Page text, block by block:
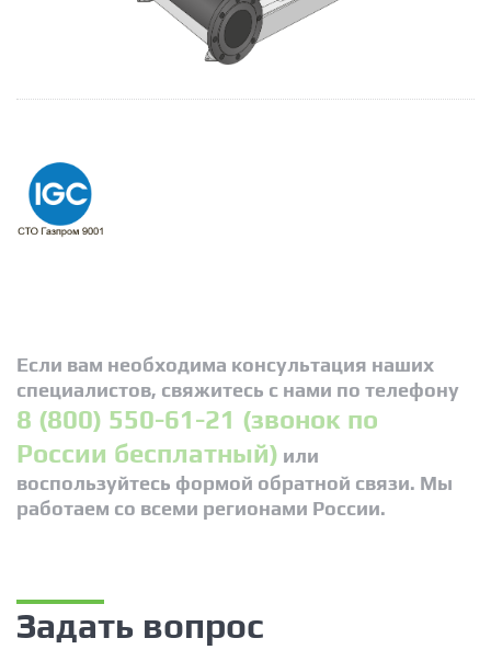
Если вам необходима консультация наших
специалистов, свяжитесь с нами по телефону
8 (800) 550-61-21 (звонок по
России бесплатный) или
воспользуйтесь формой обратной связи. Мы
работаем со всеми регионами России.
Задать вопрос